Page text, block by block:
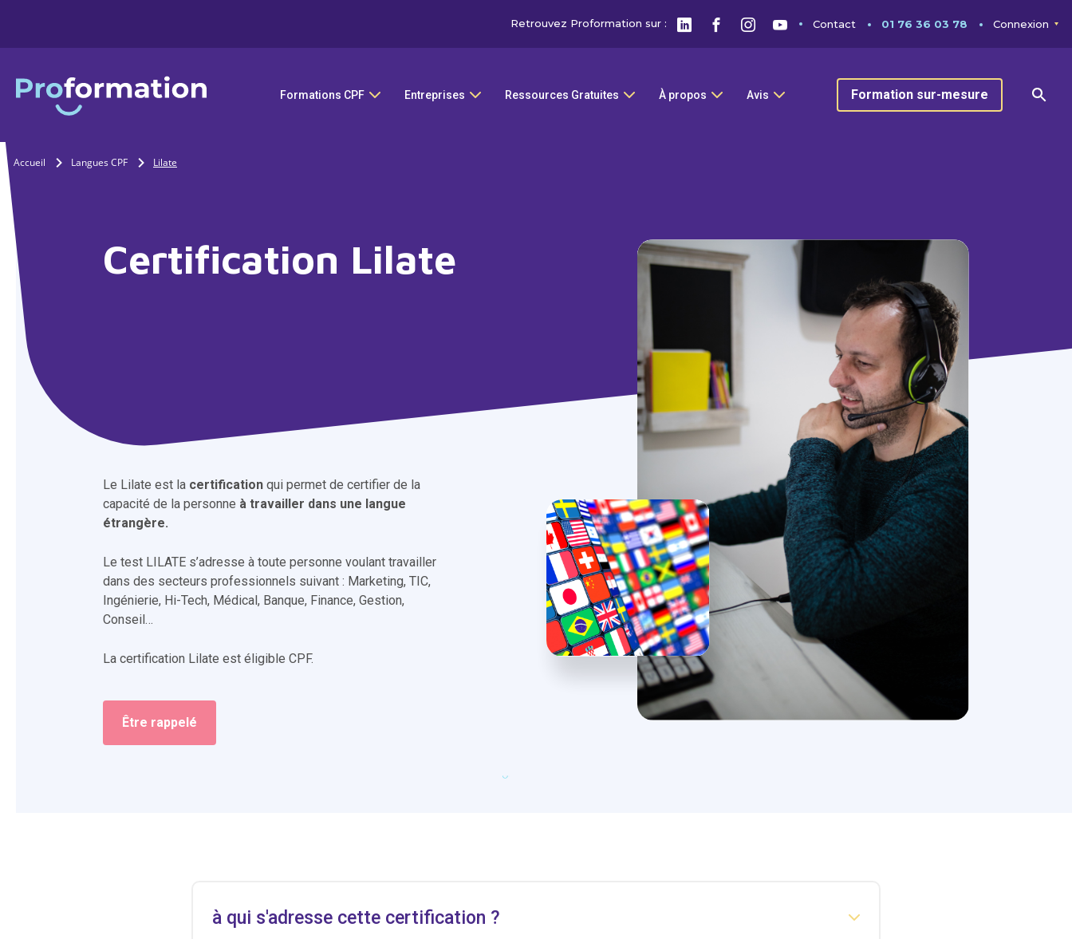
Retrouvez Proformation sur : Contact 01 76 36 03 78 Connexion
Formations CPF Entreprises Ressources Gratuites À propos Avis Formation sur-mesure
Accueil Langues CPF Lilate
Certification Lilate
Le Lilate est la certificationqui permet de certifier de la
capacité de la personne à travailler dans une langue
étrangère.
Le test LILATE s’adresse à toute personne voulant travailler
dans des secteurs professionnels suivant : Marketing, TIC,
Ingénierie, Hi-Tech, Médical, Banque, Finance, Gestion,
Conseil…
La certification Lilate est éligible CPF.
Être rappelé
à qui s'adresse cette certification ?